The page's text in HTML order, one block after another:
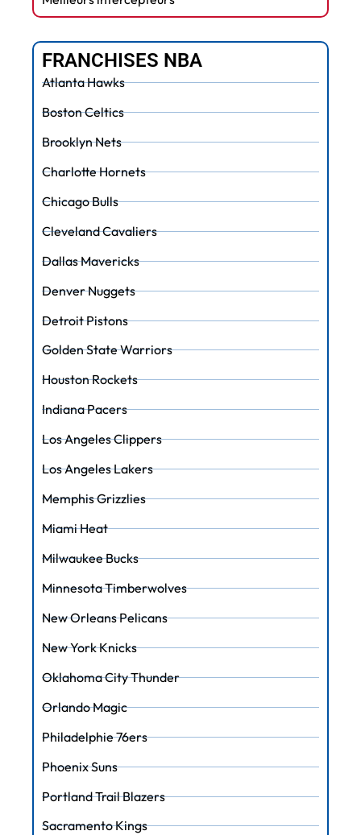
FRANCHISES NBA
Atlanta Hawks
Boston Celtics
Brooklyn Nets
Charlotte Hornets
Chicago Bulls
Cleveland Cavaliers
Dallas Mavericks
Denver Nuggets
Detroit Pistons
Golden State Warriors
Houston Rockets
Indiana Pacers
Los Angeles Clippers
Los Angeles Lakers
Memphis Grizzlies
Miami Heat
Milwaukee Bucks
Minnesota Timberwolves
New Orleans Pelicans
New York Knicks
Oklahoma City Thunder
Orlando Magic
Philadelphie 76ers
Phoenix Suns
Portland Trail Blazers
Sacramento Kings